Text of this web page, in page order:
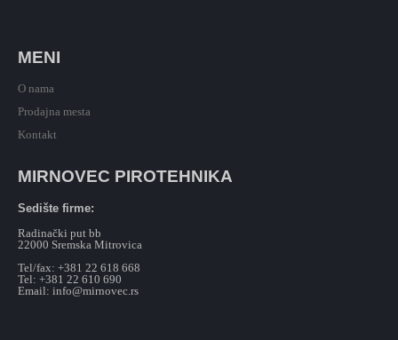
MENI
O nama
Prodajna mesta
Kontakt
MIRNOVEC PIROTEHNIKA
Sedište firme:
Radinački put bb
22000 Sremska Mitrovica
Tel/fax: +381 22 618 668
Tel: +381 22 610 690
Email: info@mirnovec.rs